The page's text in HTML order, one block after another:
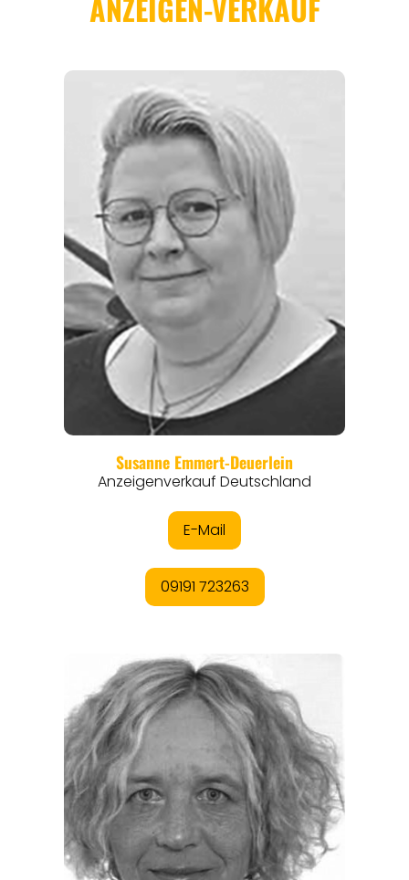
REISEFÜHRER
REISEMAGAZINE
THEMEN
ANGEBOTE